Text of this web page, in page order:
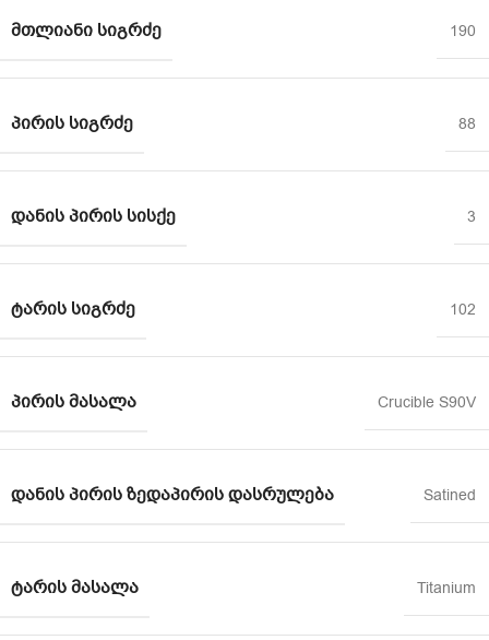
ᲛᲗᲚᲘᲐᲜᲘ ᲡᲘᲒᲠᲫᲔ 190
ᲞᲘᲠᲘᲡ ᲡᲘᲒᲠᲫᲔ 88
ᲓᲐᲜᲘᲡ ᲞᲘᲠᲘᲡ ᲡᲘᲡᲥᲔ 3
ᲢᲐᲠᲘᲡ ᲡᲘᲒᲠᲫᲔ 102
ᲞᲘᲠᲘᲡ ᲛᲐᲡᲐᲚᲐ Crucible S90V
ᲓᲐᲜᲘᲡ ᲞᲘᲠᲘᲡ ᲖᲔᲓᲐᲞᲘᲠᲘᲡ ᲓᲐᲡᲠᲣᲚᲔᲑᲐ Satined
ᲢᲐᲠᲘᲡ ᲛᲐᲡᲐᲚᲐ Titanium